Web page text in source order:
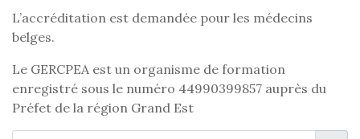
L’accréditation est demandée pour les médecins
belges.
Le GERCPEA est un organisme de formation
enregistré sous le numéro 44990399857 auprès du
Préfet de la région Grand Est